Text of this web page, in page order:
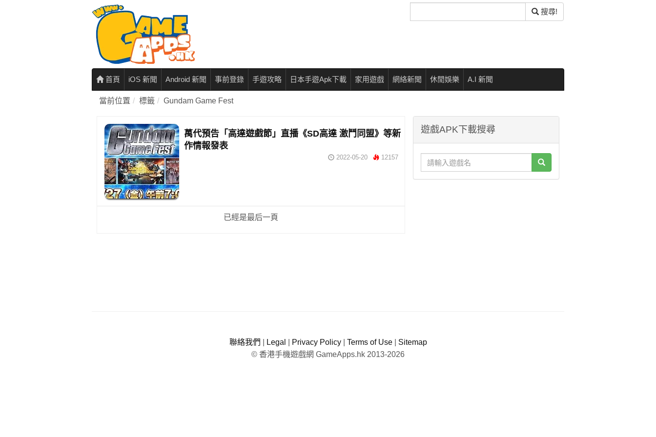
尋
搜尋!
首頁 iOS 新聞 Android 新聞 事前登錄 手遊攻略 日本手遊Apk下載 家用遊戲 網絡新聞 休閒娛樂 A.I 新聞
當前位置 標籤 Gundam Game Fest
萬代預告「高達遊戲節」直播《SD高達 激鬥同盟》等新
作情報發表
2022-05-20 12157
已經是最后一頁
遊戲APK下載搜尋
聯絡我們 Legal Privacy Policy| Terms of Use| Sitemap
© 香港手機遊戲網 GameApps.hk 2013-2026